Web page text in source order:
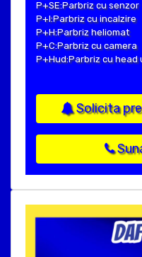
P+SE:Parbriz cu senzor
P+I:Parbriz cu incalzire
P+H:Parbriz heliomat
P+C:Parbriz cu camera
P+Hud:Parbriz cu head
Solicita